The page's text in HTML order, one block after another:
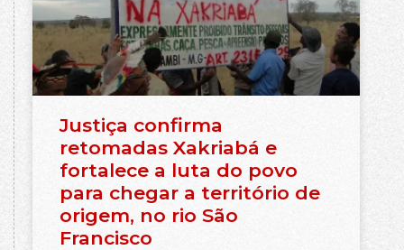
Justiça confirma
retomadas Xakriabá e
fortalece a luta do povo
para chegar a território de
origem, no rio São
Francisco